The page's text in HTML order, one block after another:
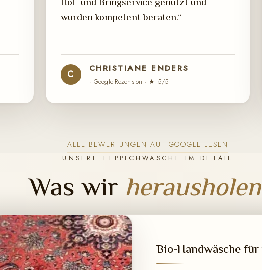
wurden kompetent beraten.“
C CHRISTIANE ENDERS
· Google-Rezension · ★ 5/5
ALLE BEWERTUNGEN AUF GOOGLE LESEN
UNSERE TEPPICHWÄSCHE IM DETAIL
Was wir
Bio-Handwäsche